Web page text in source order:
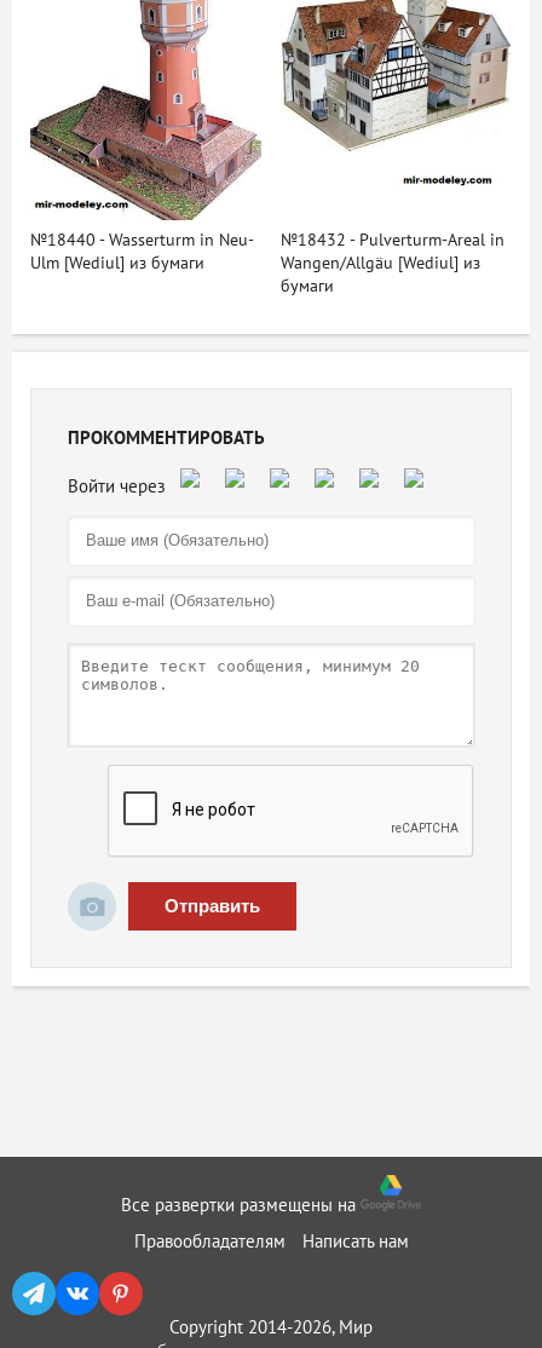
№18440 - Wasserturm in Neu-
Ulm [Wediul] из бумаги
№18432 - Pulverturm-Areal in
Wangen/Allgäu [Wediul] из
бумаги
ПРОКОММЕНТИРОВАТЬ
Отправить
Все развертки размещены на
Правообладателям
Написать нам
Copyright 2014-2026, Мир